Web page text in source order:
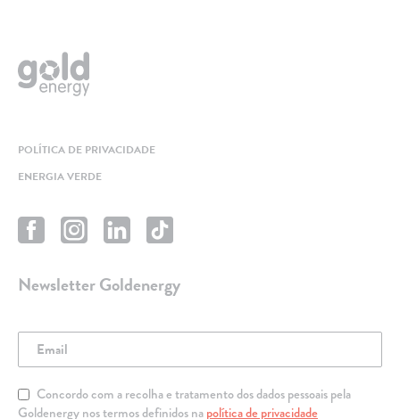
POLÍTICA DE PRIVACIDADE
ENERGIA VERDE
Newsletter Goldenergy
Concordo com a recolha e tratamento dos dados pessoais pela
Goldenergy nos termos definidos napolítica de privacidade